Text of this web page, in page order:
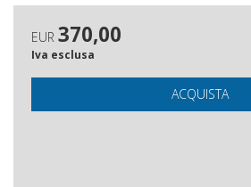
EUR 370,00
Iva esclusa
ACQUISTA